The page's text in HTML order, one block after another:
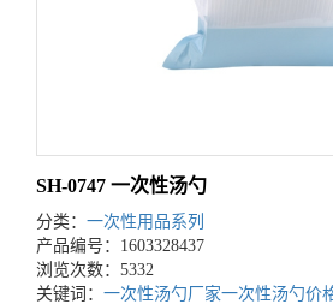
SH-0747 一次性汤勺
分类： 一次性用品系列
产品编号：1603328437
浏览次数：5332
关键词： 一次性汤勺厂家一次性汤勺价